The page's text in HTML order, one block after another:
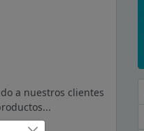
a nuestros clientes